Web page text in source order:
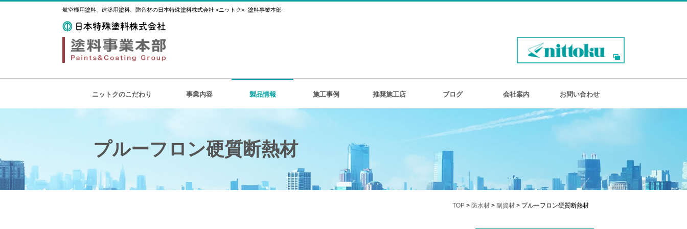
航空機用塗料、建築用塗料、防音材の日本特殊塗料株式会社 <ニットク> -塗料事業本部-
ニットクのこだわり 事業内容 製品情報 施工事例 推奨施工店 ブログ 会社案内 お問い合わせ
プルーフロン硬質断熱材
TOP > 防水材 > 副資材 > プルーフロン硬質断熱材